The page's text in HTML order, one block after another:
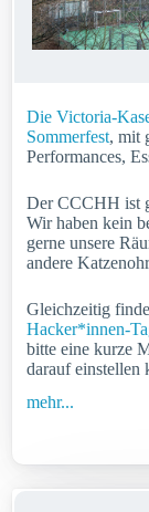
Die Victoria-
Sommerfest, mit
Performances,
Der CCCHH ist
Wir haben kein
gerne unsere
andere
Gleichzeitig
Hacker*innen-
bitte eine kurze
darauf einstellen
mehr...